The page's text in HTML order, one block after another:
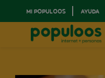
MI POPULOOS AYUDA